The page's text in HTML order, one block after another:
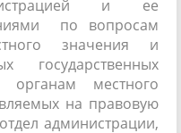
и ее
по вопросам
значения и
государственных
органам местного
на правовую
администрации,